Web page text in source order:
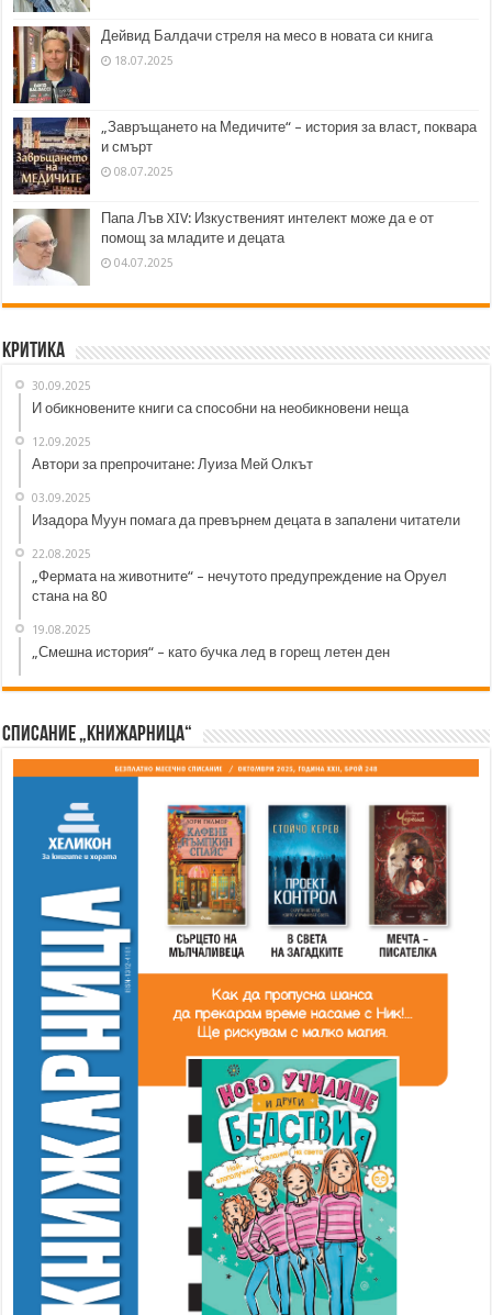
Дейвид Балдачи стреля на месо в новата си книга
18.07.2025
„Завръщането на Медичите“ – история за власт, поквара
и смърт
08.07.2025
Папа Лъв XIV: Изкуственият интелект може да е от
помощ за младите и децата
04.07.2025
Критика
30.09.2025
И обикновените книги са способни на необикновени неща
12.09.2025
Автори за препрочитане: Луиза Мей Олкът
03.09.2025
Изадора Муун помага да превърнем децата в запалени читатели
22.08.2025
„Фермата на животните“ – нечутото предупреждение на Оруел
стана на 80
19.08.2025
„Смешна история“ – като бучка лед в горещ летен ден
Списание „Книжарница“